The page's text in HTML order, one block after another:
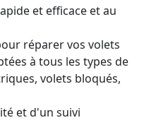
et efficace et au
réparer vos volets
à tous les types de
volets bloqués,
et d'un suivi